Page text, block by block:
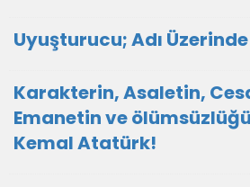
Uyuşturucu; Adı
Karakterin, Asaletin,
Emanetin ve
Kemal Atatürk!